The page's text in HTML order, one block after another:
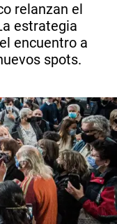
relanzan el
estrategia
encuentro a
spots.